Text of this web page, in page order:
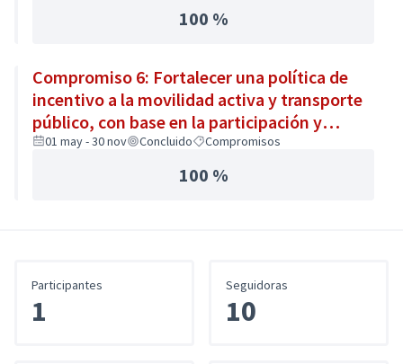
100 %
Compromiso 6: Fortalecer una política de
incentivo a la movilidad activa y transporte
público, con base en la participación y
colaboración ciudadana
01 may - 30 nov Concluido Compromisos
100 %
Participantes
1
Seguidoras
10